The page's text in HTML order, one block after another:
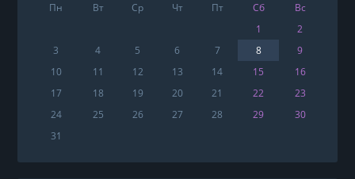
Пн Вт Ср Чт Пт Сб
Вс
1
2
3
4 5 6 7 8
9
10
11 12 13 14 15
16
17
18 19 20 21 22
23
24
25 26 27 28 29
30
31